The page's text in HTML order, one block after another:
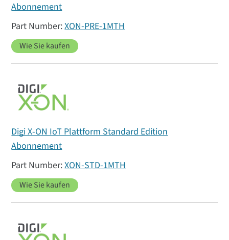
Abonnement
XON-PRE-1MTH
Wie Sie kaufen
Digi X-ON IoT Plattform Standard Edition
Abonnement
XON-STD-1MTH
Wie Sie kaufen